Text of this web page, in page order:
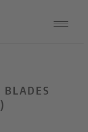
BLADES